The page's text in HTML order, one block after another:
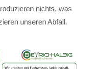
nichts, was
unseren Abfall.